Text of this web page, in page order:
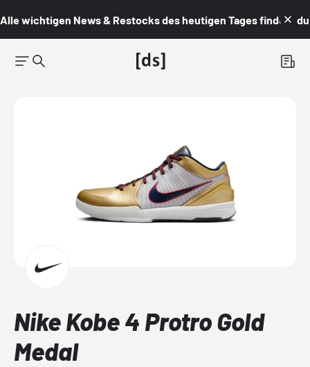
Alle wichtigen News & Restocks des heutigen Tages findest du
Nike Kobe 4 Protro Gold
Medal